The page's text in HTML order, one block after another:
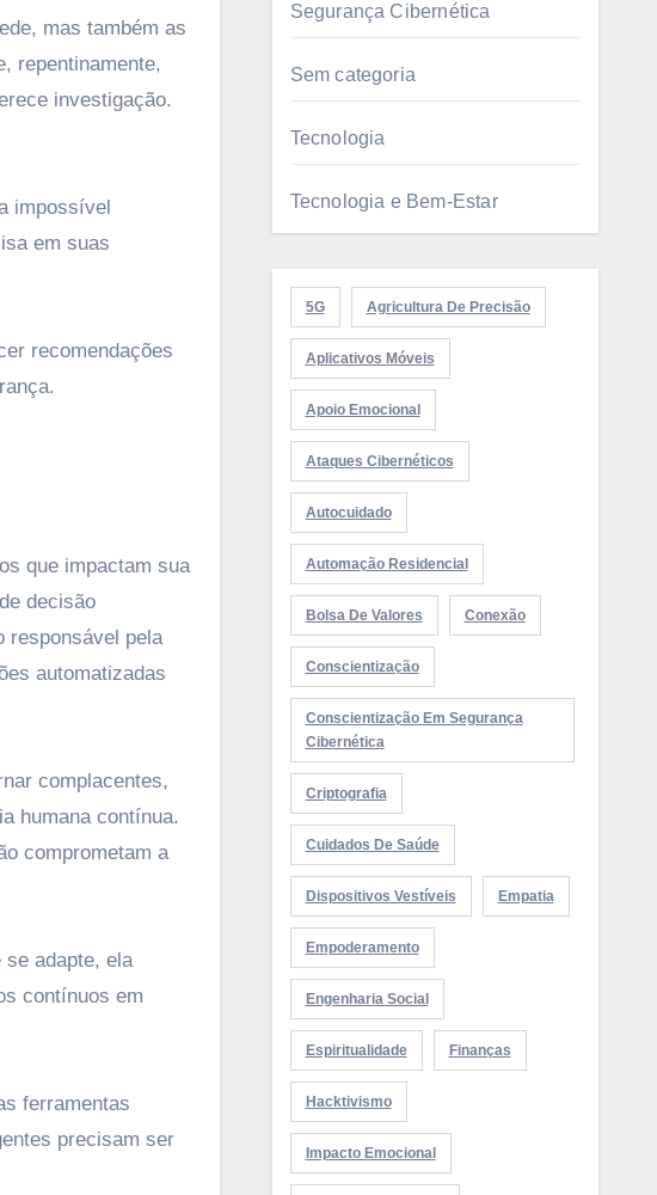
mas também as
repentinamente,
investigação.
impossível
em suas
recomendações
que impactam sua
decisão
responsável pela
automatizadas
complacentes,
humana contínua.
comprometam a
se adapte, ela
contínuos em
ferramentas
precisam ser
Segurança Cibernética
Sem categoria
Tecnologia
Tecnologia e Bem-Estar
5G Agricultura De Precisão
Aplicativos Móveis
Apoio Emocional
Ataques Cibernéticos
Autocuidado
Automação Residencial
Bolsa De Valores Conexão
Conscientização
Conscientização Em Segurança
Cibernética
Criptografia
Cuidados De Saúde
Dispositivos Vestíveis Empatia
Empoderamento
Engenharia Social
Espiritualidade Finanças
Hacktivismo
Impacto Emocional